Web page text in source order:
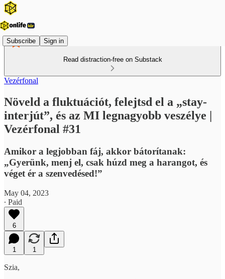
Subscribe Sign in
Read distraction-free on Substack
Vezérfonal
Növeld a fluktuációt, felejtsd el a „stay-
interjút”, és az MI legnagyobb veszélye |
Vezérfonal #31
Amikor a legjobban fáj, akkor bátorítanak:
„Gyerünk, menj el, csak húzd meg a harangot, és
véget ér a szenvedésed!”
May 04, 2023
∙ Paid
6
1 1
Szia,